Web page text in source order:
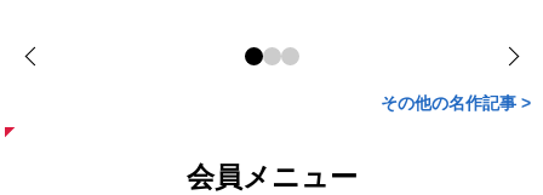
その他の名作記事 >
会員メニュー